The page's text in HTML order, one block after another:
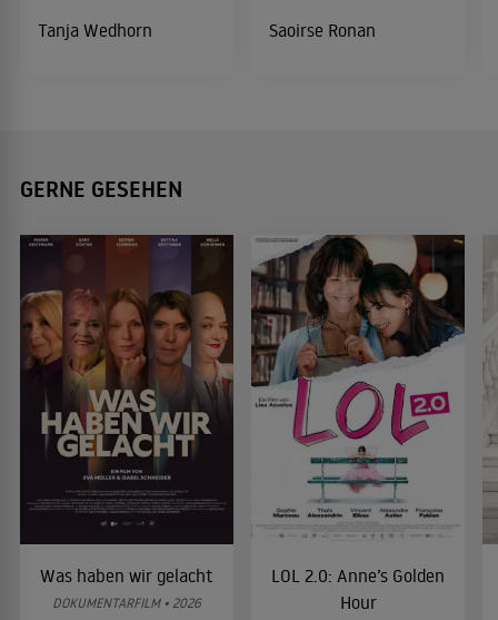
Tanja Wedhorn Saoirse Ronan
GERNE GESEHEN
Was haben wir gelacht
DOKUMENTARFILM • 2026
LOL 2.0: Anne’s Golden
Hour